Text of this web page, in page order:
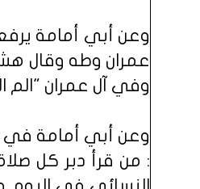
وعن أبي أمامة
عمران وطه وقال
وفي آل عمران "الم
وعن أبي أمامة في
: من قرأ دبر كل